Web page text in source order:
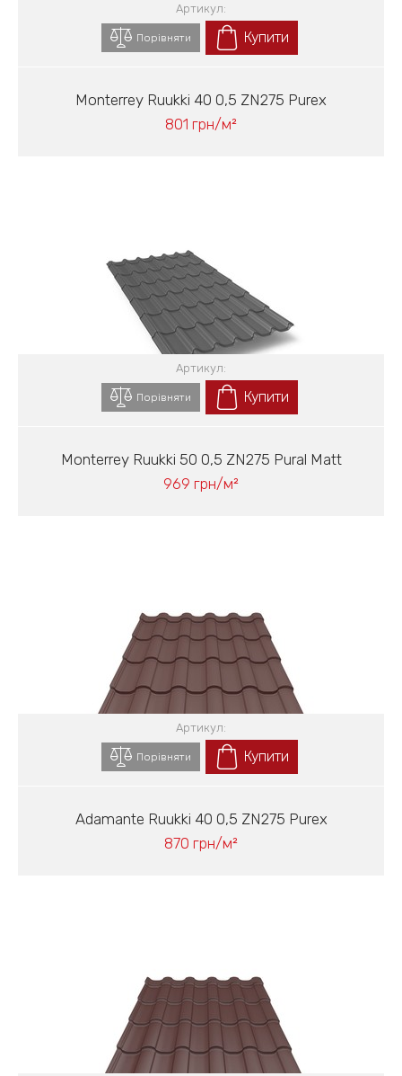
Monterrey Ruukki 40 0,5 ZN275 Purex
801 грн/м²
Артикул:
Порівняти Купити
Monterrey Ruukki 50 0,5 ZN275 Pural Matt
969 грн/м²
Артикул:
Порівняти Купити
Adamante Ruukki 40 0,5 ZN275 Purex
870 грн/м²
Артикул:
Порівняти Купити